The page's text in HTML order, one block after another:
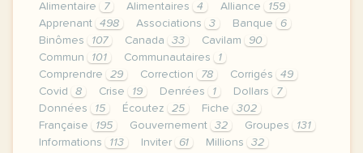
Alimentaire
7 Alimentaires 4 Alliance
159
Apprenant
498 Associations 3 Banque
6
Binômes
107 Canada 33 Cavilam
90
Commun
101 Communautaires
1
Comprendre
29 Correction 78 Corrigés
49
Covid
8 Crise 19 Denrées 1 Dollars
7
Données
15 Écoutez 25 Fiche
302
Française
195 Gouvernement 32 Groupes
131
Informations
113 Inviter 61 Millions
32